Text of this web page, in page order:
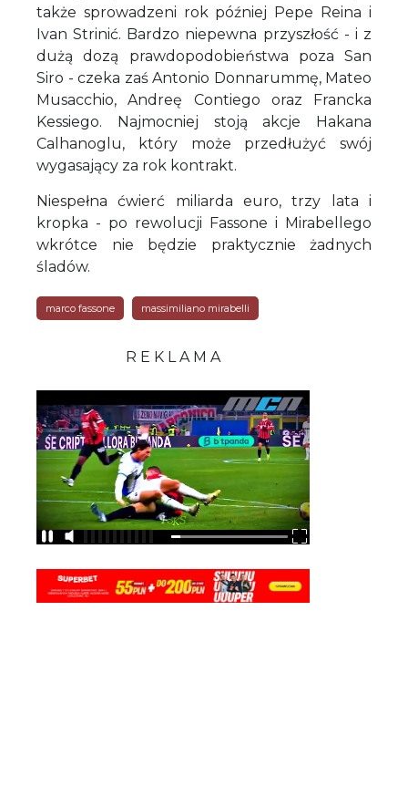
także sprowadzeni rok później Pepe Reina i
Ivan Strinić. Bardzo niepewna przyszłość - i z
dużą dozą prawdopodobieństwa poza San
Siro - czeka zaś Antonio Donnarummę, Mateo
Musacchio, Andreę Contiego oraz Francka
Kessiego. Najmocniej stoją akcje Hakana
Calhanoglu, który może przedłużyć swój
wygasający za rok kontrakt.
Niespełna ćwierć miliarda euro, trzy lata i
kropka - po rewolucji Fassone i Mirabellego
wkrótce nie będzie praktycznie żadnych
śladów.
marco fassone massimiliano mirabelli
R E K L A M A